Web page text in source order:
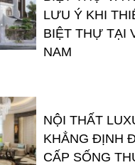
LƯU Ý KHI
BIỆT THỰ TẠI
NAM
NỘI THẤT
KHẲNG ĐỊNH
CẤP SỐNG